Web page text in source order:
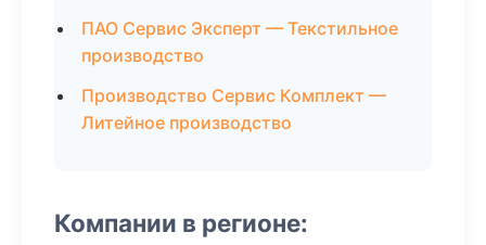
ПАО Сервис Эксперт — Текстильное
производство
Производство Сервис Комплект —
Литейное производство
Компании в регионе: